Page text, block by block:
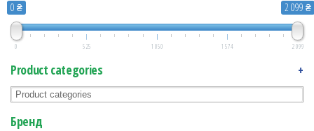
0 ₴ 2 099 ₴
0 525 1 050 1 574 2 099
Product categories +
Бренд